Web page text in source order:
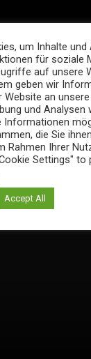
um Inhalte und
für soziale
auf unsere
geben wir
Website an
und Analysen
Informationen
die Sie
Rahmen Ihrer
Settings" to
Accept All